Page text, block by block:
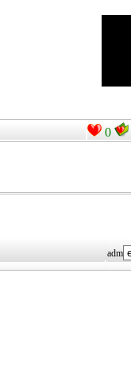
0
adm